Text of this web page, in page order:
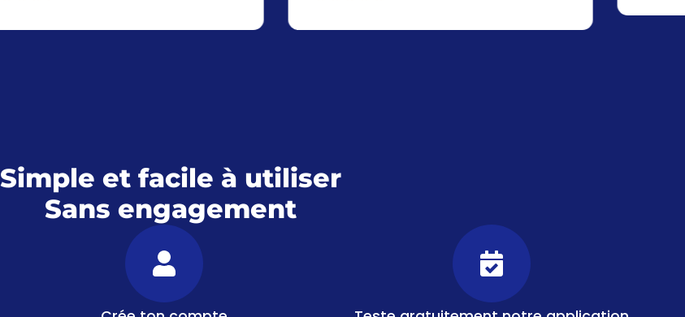
Simple et facile à utiliser
Sans engagement